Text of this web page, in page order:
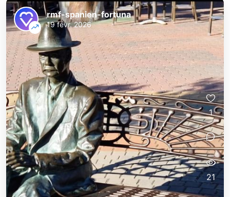
rmf-spanien-fortuna
19 févr. 2026
1
21